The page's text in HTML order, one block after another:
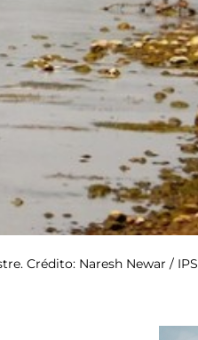
Crédito: Naresh Newar / IPS